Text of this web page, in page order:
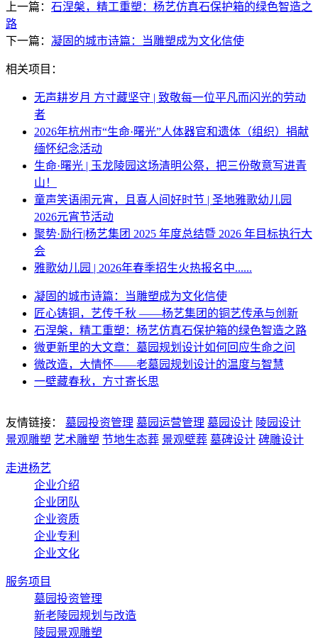
上一篇： 石涅槃，精工重塑：杨艺仿真石保护箱的绿色智造之
路
下一篇： 凝固的城市诗篇：当雕塑成为文化信使
相关项目：
无声耕岁月 方寸藏坚守 | 致敬每一位平凡而闪光的劳动
者
2026年杭州市“生命·曙光”人体器官和遗体（组织）捐献
缅怀纪念活动
生命·曙光 | 玉龙陵园这场清明公祭，把三份敬意写进青
山！
童声笑语闹元宵，且喜人间好时节 | 圣地雅歌幼儿园
2026元宵节活动
聚势·励行|杨艺集团 2025 年度总结暨 2026 年目标执行大
会
雅歌幼儿园 | 2026年春季招生火热报名中......
凝固的城市诗篇：当雕塑成为文化信使
匠心铸铜，艺传千秋 ——杨艺集团的铜艺传承与创新
石涅槃，精工重塑：杨艺仿真石保护箱的绿色智造之路
微更新里的大文章：墓园规划设计如何回应生命之问
微改造，大情怀——老墓园规划设计的温度与智慧
一壁藏春秋，方寸寄长思
友情链接： 墓园投资管理 墓园运营管理 墓园设计 陵园设计
景观雕塑 艺术雕塑 节地生态葬 景观壁葬 墓碑设计 碑雕设计
走进杨艺
企业介绍
企业团队
企业资质
企业专利
企业文化
服务项目
墓园投资管理
新老陵园规划与改造
陵园景观雕塑